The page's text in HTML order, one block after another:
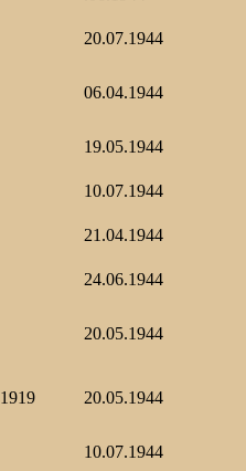
20.07.1944
06.04.1944
19.05.1944
10.07.1944
21.04.1944
24.06.1944
20.05.1944
1919 20.05.1944
10.07.1944